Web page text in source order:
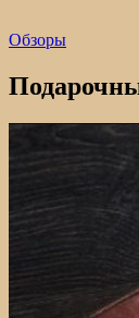
Обзоры